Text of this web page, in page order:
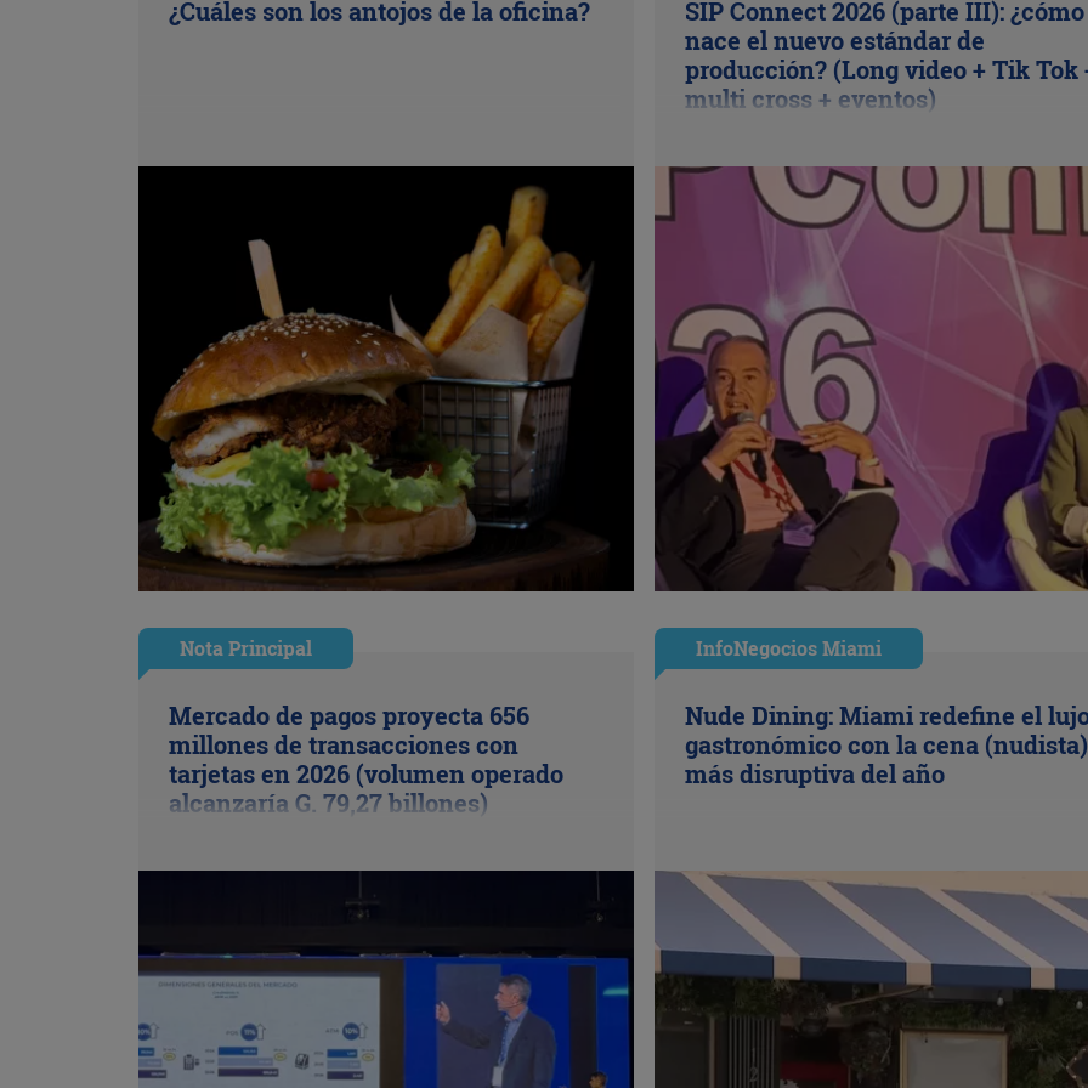
¿Cuáles son los antojos de la oficina?
SIP Connect 2026 (parte III): ¿cómo
nace el nuevo estándar de
producción? (Long video + Tik Tok
multi cross + eventos)
Nota Principal
Mercado de pagos proyecta 656
millones de transacciones con
tarjetas en 2026 (volumen operado
alcanzaría G. 79,27 billones)
InfoNegocios Miami
Nude Dining: Miami redefine el
gastronómico con la cena (nudista)
más disruptiva del año